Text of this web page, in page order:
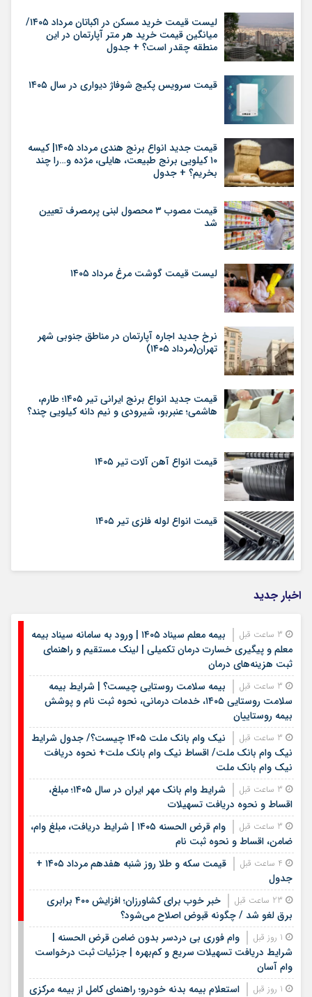
لیست قیمت خرید مسکن در اکباتان مرداد ۱۴۰۵/
میانگین قیمت خرید هر متر آپارتمان در این
منطقه چقدر است؟ + جدول
قیمت سرویس پکیج شوفاژ دیواری در سال ۱۴۰۵
قیمت جدید انواع برنج هندی مرداد ۱۴۰۵| کیسه
۱۰ کیلویی برنج طبیعت، هایلی، مژده و…را چند
بخریم؟ + جدول
قیمت مصوب ۳ محصول لبنی پرمصرف تعیین
شد
لیست قیمت گوشت مرغ مرداد ۱۴۰۵
نرخ جدید اجاره آپارتمان در مناطق جنوبی شهر
تهران(مرداد ۱۴۰۵)
قیمت جدید انواع برنج ایرانی تیر ۱۴۰۵؛ طارم،
هاشمی؛ عنبربو، شیرودی و نیم دانه کیلویی چند؟
قیمت انواع آهن آلات تیر ۱۴۰۵
قیمت انواع لوله فلزی تیر ۱۴۰۵
اخبار جدید
بیمه معلم سیناد ۱۴۰۵ | ورود به سامانه سیناد بیمه
معلم و پیگیری خسارت درمان تکمیلی | لینک مستقیم و راهنمای
ثبت هزینه‌های درمان
بیمه سلامت روستایی چیست؟ | شرایط بیمه
سلامت روستایی ۱۴۰۵، خدمات درمانی، نحوه ثبت نام و پوشش
بیمه روستاییان
نیک وام بانک ملت ۱۴۰۵ چیست؟/ جدول شرایط
نیک وام بانک ملت/ اقساط نیک وام بانک ملت+ نحوه دریافت
نیک وام بانک ملت
شرایط وام بانک مهر ایران در سال ۱۴۰۵؛ مبلغ،
اقساط و نحوه دریافت تسهیلات
وام قرض الحسنه ۱۴۰۵ | شرایط دریافت، مبلغ وام،
ضامن، اقساط و نحوه ثبت نام
قیمت سکه و طلا روز شنبه هفدهم مرداد ۱۴۰۵ +
جدول
خبر خوب برای کشاورزان؛ افزایش ۴۰۰ برابری
برق لغو شد / چگونه قبوض اصلاح می‌شود؟
وام فوری بی دردسر بدون ضامن قرض الحسنه |
شرایط دریافت تسهیلات سریع و کم‌بهره | جزئیات ثبت درخواست
وام آسان
استعلام بیمه بدنه خودرو؛ راهنمای کامل از بیمه مرکزی